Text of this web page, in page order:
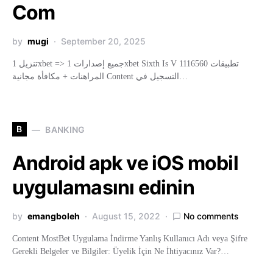
Com
by mugi September 20, 2025
تنزيل 1xbet => جميع إصدارات 1xbet Sixth Is V 1116560 تطبيقات
المراهنات + مكافأة مجانية Content التسجيل في…
B BANKING
Android apk ve iOS mobil
uygulamasını edinin
by emangboleh August 15, 2022 No comments
Content MostBet Uygulama İndirme Yanlış Kullanıcı Adı veya Şifre
Gerekli Belgeler ve Bilgiler: Üyelik İçin Ne İhtiyacınız Var?…